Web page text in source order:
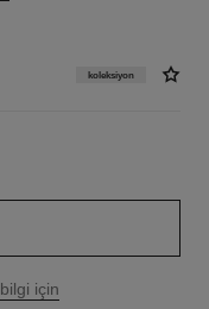
koleksiyon
için